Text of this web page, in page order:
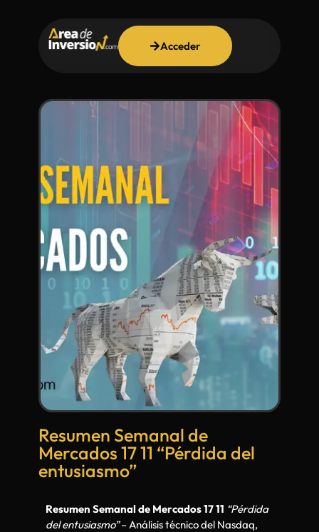
Acceder
Resumen Semanal de
Mercados 17 11 “Pérdida del
entusiasmo”
Resumen Semanal de Mercados 17 11 “Pérdida
del entusiasmo”– Análisis técnico del Nasdaq,